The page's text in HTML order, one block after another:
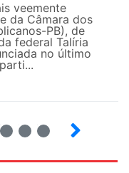
veemente
da Câmara dos
PB), de
federal Talíria
no último